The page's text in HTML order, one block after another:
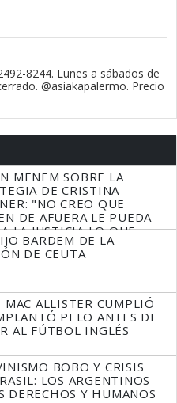
8244. Lunes a sábados de
@asiakapalermo. Precio
MENEM SOBRE LA
DE CRISTINA
"NO CREO QUE
DE AFUERA LE PUEDA
LA JUSTICIA LO QUE
HACER"
BARDEM DE LA
DE CEUTA
MAC ALLISTER CUMPLIÓ
PELO ANTES DE
AL FÚTBOL INGLÉS
BOBO Y CRISIS
LOS ARGENTINOS
DERECHOS Y HUMANOS